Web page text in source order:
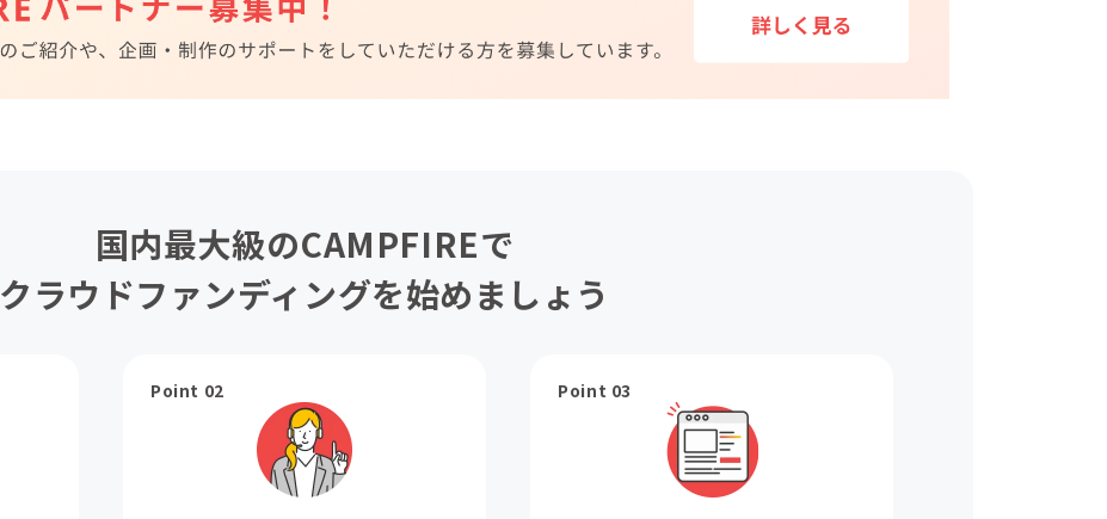
国内最大級のCAMPFIREで
クラウドファンディングを始めましょう
Point 02 Point 03